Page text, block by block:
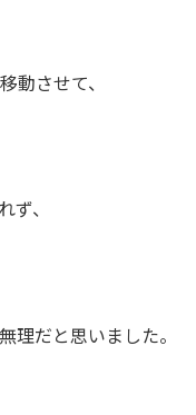
動させて、
ず、
理だと思いました。